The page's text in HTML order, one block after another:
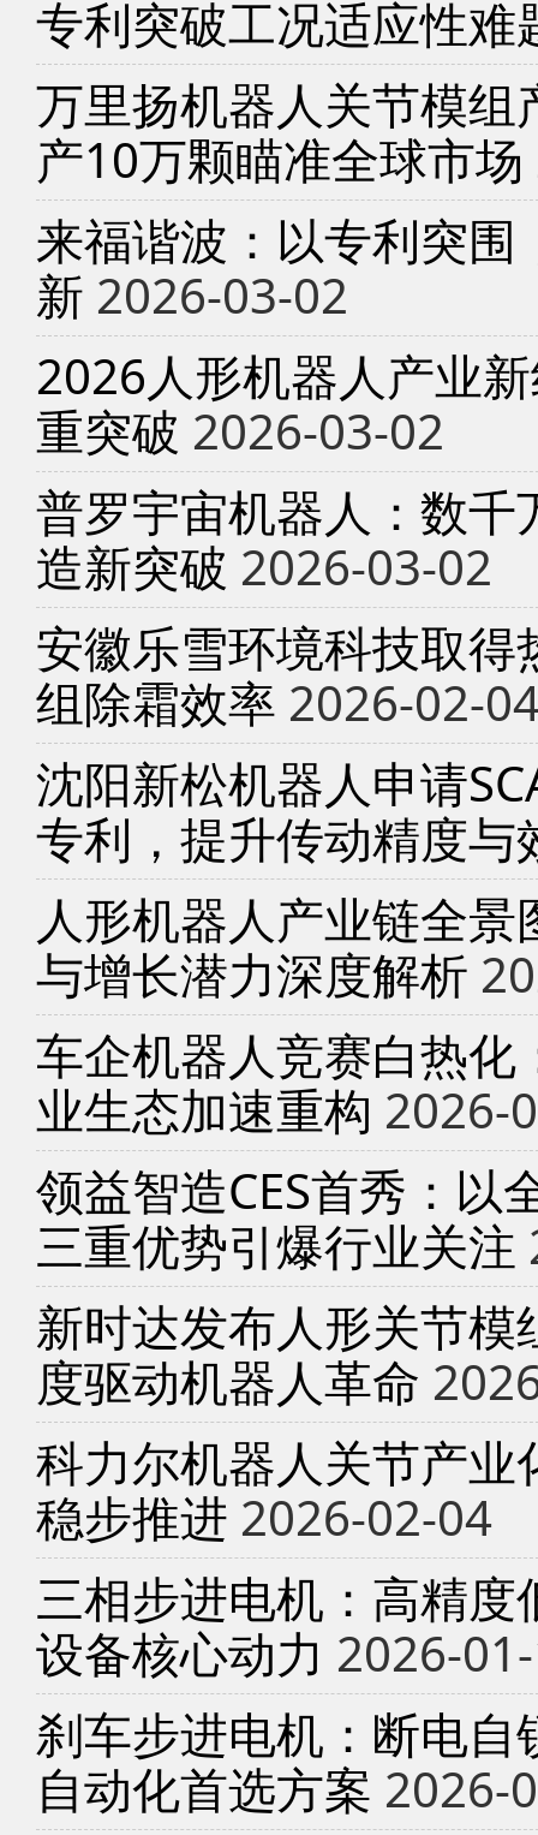
专利突破工况适应性难
万里扬机器人关节模
产10万颗瞄准全球市场
来福谐波：以专利突
新 2026-03-02
2026人形机器人产业
重突破 2026-03-02
普罗宇宙机器人：数
造新突破 2026-03-02
安徽乐雪环境科技取
组除霜效率 2026-02-
沈阳新松机器人申请
专利，提升传动精度与
人形机器人产业链全
与增长潜力深度解析
车企机器人竞赛白热
业生态加速重构 2026-
领益智造CES首秀：以
三重优势引爆行业关注
新时达发布人形关节
度驱动机器人革命
科力尔机器人关节产
稳步推进 2026-02-04
三相步进电机：高精
设备核心动力 2026-
刹车步进电机：断电
自动化首选方案 2026-